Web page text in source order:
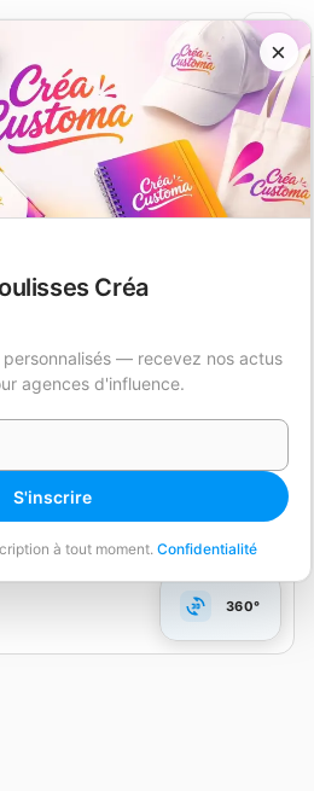
×
Créa
— recevez nos actus
agences d'influence.
S'inscrire
à tout moment. Confidentialité
Power Bank Dickens
360°